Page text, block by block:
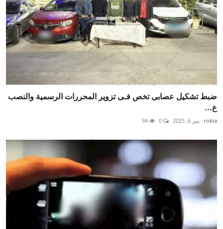
ضبط تشكيل عصابى تخص فـى تزوير المحررات الرسمية والنصب
ع...
rokia ينير 6, 2025